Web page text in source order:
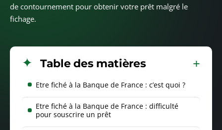
de contournement pour obtenir votre prêt malgré le
fichage.
Table des matières
Etre fiché à la Banque de France : c’est quoi ?
Etre fiché à la Banque de France : difficulté
pour souscrire un prêt